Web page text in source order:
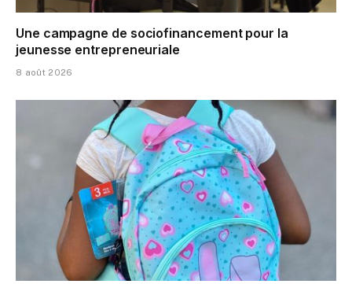
Une campagne de sociofinancement pour la
jeunesse entrepreneuriale
8 août 2026